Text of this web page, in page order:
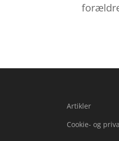
Artikler
Cookie- og